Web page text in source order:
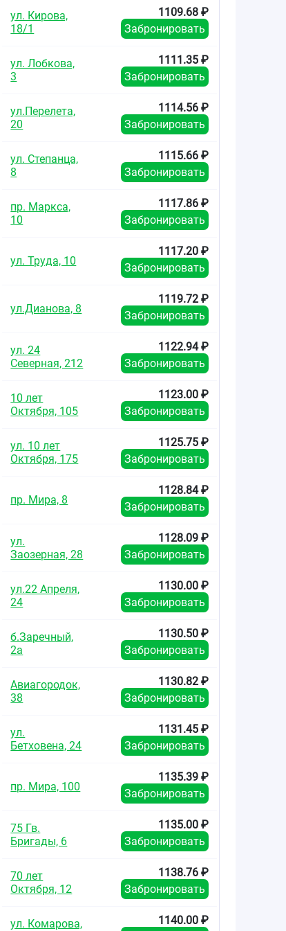
ул. Кирова,
18/1
1109.68 ₽
Забронировать
ул. Лобкова,
3
1111.35 ₽
Забронировать
ул.Перелета,
20
1114.56 ₽
Забронировать
ул. Степанца,
8
1115.66 ₽
Забронировать
пр. Маркса,
10
1117.86 ₽
Забронировать
ул. Труда, 10
1117.20 ₽
Забронировать
ул.Дианова, 8
1119.72 ₽
Забронировать
ул. 24
Северная, 212
1122.94 ₽
Забронировать
10 лет
Октября, 105
1123.00 ₽
Забронировать
ул. 10 лет
Октября, 175
1125.75 ₽
Забронировать
пр. Мира, 8
1128.84 ₽
Забронировать
ул.
Заозерная, 28
1128.09 ₽
Забронировать
ул.22 Апреля,
24
1130.00 ₽
Забронировать
б.Заречный,
2а
1130.50 ₽
Забронировать
Авиагородок,
38
1130.82 ₽
Забронировать
ул.
Бетховена, 24
1131.45 ₽
Забронировать
пр. Мира, 100
1135.39 ₽
Забронировать
75 Гв.
Бригады, 6
1135.00 ₽
Забронировать
70 лет
Октября, 12
1138.76 ₽
Забронировать
ул. Комарова,
1140.00 ₽